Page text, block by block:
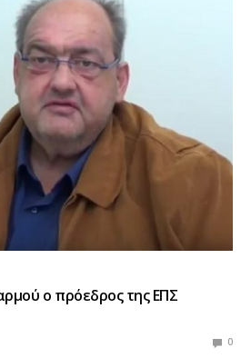
ο πρόεδρος της ΕΠΣ
0